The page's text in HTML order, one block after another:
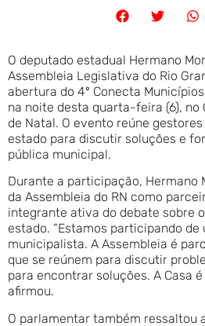
O deputado estadual Hermano
Assembleia Legislativa do Rio
abertura do 4º Conecta
na noite desta quarta-feira (6), no
de Natal. O evento reúne
estado para discutir soluções e
pública municipal.
Durante a participação, Hermano
da Assembleia do RN como
integrante ativa do debate sobre
estado. “Estamos participando de
municipalista. A Assembleia é
que se reúnem para discutir
para encontrar soluções. A Casa
afirmou.
O parlamentar também ressaltou